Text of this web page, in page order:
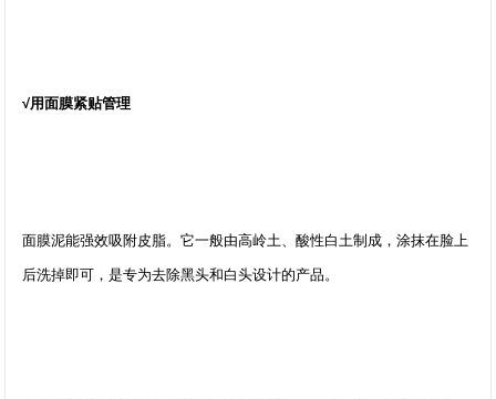
√用面膜紧贴管理
面膜泥能强效吸附皮脂。它一般由高岭土、酸性白土制成，涂抹在脸上
后洗掉即可，是专为去除黑头和白头设计的产品。